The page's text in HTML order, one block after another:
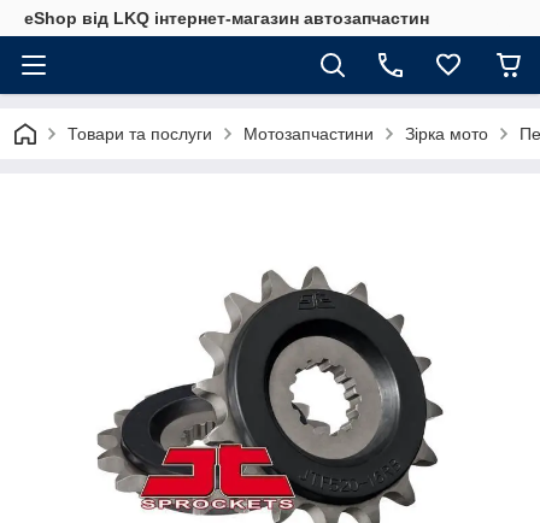
eShop від LKQ інтернет-магазин автозапчастин
Товари та послуги Мотозапчастини Зірка мото